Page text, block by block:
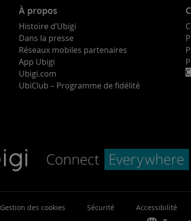
À propos
Histoire d’Ubigi
Dans la presse
Réseaux mobiles partenaires
App Ubigi
Ubigi.com
UbiClub – Programme de fidélité
Gestion des cookies Sécurité Accessibilité